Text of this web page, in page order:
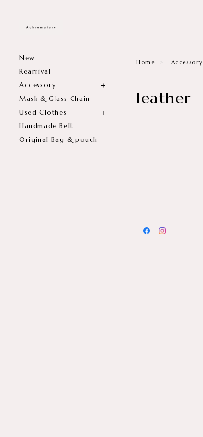
New
Rearrival
Accessory
Mask & Glass Chain
Used Clothes
Handmade Belt
Original Bag & pouch
Home Accessory
leather